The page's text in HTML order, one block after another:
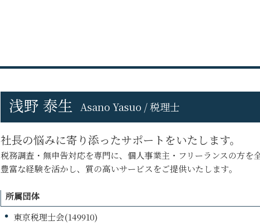
機密 文書 回収
税理士交代時 注意点
税理士交代 最適 時期
税理士 契約 内容
税理士変更 税務調査
八王子市 経営コンサル
府中市 法人税務
立川市 経営コンサル
府中市 税務相談
八王子市 法人税務
日野市 税務相談
立川市 税理士変更
浅野 泰生 Asano Yasuo / 税理士
社長の悩みに寄り添ったサポートをいたします。
税務調査・無申告対応を専門に、個人事業主・フリーランスの方を
豊富な経験を活かし、質の高いサービスをご提供いたします。
所属団体
東京税理士会(149910)